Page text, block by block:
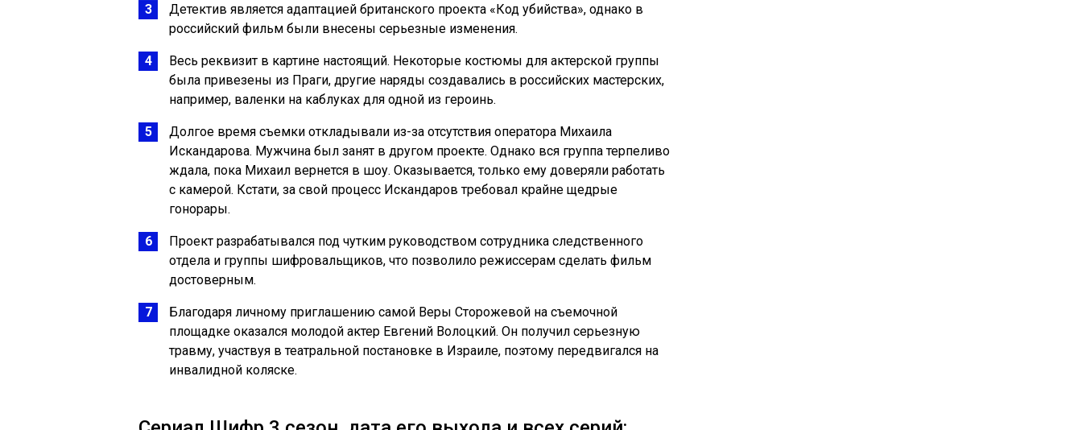
Детектив является адаптацией британского проекта «Код убийства», однако в
российский фильм были внесены серьезные изменения.
Весь реквизит в картине настоящий. Некоторые костюмы для актерской группы
была привезены из Праги, другие наряды создавались в российских мастерских,
например, валенки на каблуках для одной из героинь.
Долгое время съемки откладывали из-за отсутствия оператора Михаила
Искандарова. Мужчина был занят в другом проекте. Однако вся группа терпеливо
ждала, пока Михаил вернется в шоу. Оказывается, только ему доверяли работать
с камерой. Кстати, за свой процесс Искандаров требовал крайне щедрые
гонорары.
Проект разрабатывался под чутким руководством сотрудника следственного
отдела и группы шифровальщиков, что позволило режиссерам сделать фильм
достоверным.
Благодаря личному приглашению самой Веры Сторожевой на съемочной
площадке оказался молодой актер Евгений Волоцкий. Он получил серьезную
травму, участвуя в театральной постановке в Израиле, поэтому передвигался на
инвалидной коляске.